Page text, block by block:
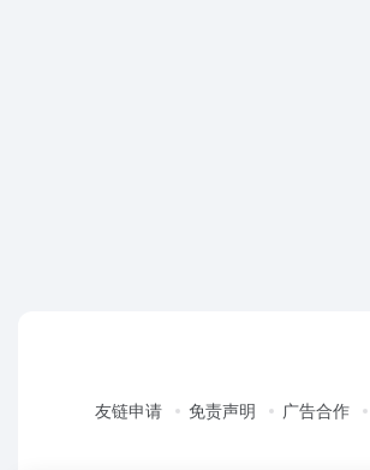
友链申请 免责声明 广告合作